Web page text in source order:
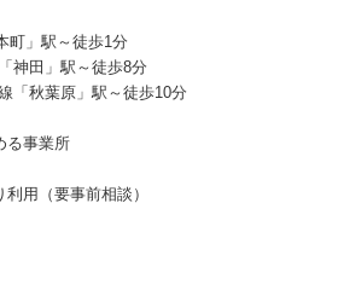
町」駅～徒歩1分
神田」駅～徒歩8分
「秋葉原」駅～徒歩10分
る事業所
用（要事前相談）